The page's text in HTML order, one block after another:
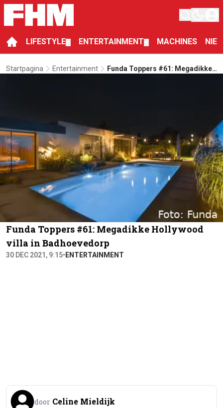
LIFESTYLE ENTERTAINMENT MACHINES
Startpagina Entertainment
Funda Toppers #61: Megadikke
Funda Toppers #61: Megadikke Hollywood
villa in Badhoevedorp
30 DEC 2021, 9:15• ENTERTAINMENT
door Celine Mieldijk